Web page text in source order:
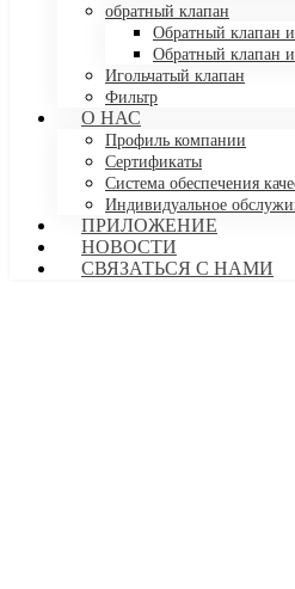
обратный клапан
Обратный клапан
Обратный клапан
Игольчатый клапан
Фильтр
О НАС
Профиль компании
Сертификаты
Система обеспечения
Индивидуальное
ПРИЛОЖЕНИЕ
НОВОСТИ
СВЯЗАТЬСЯ С НАМИ